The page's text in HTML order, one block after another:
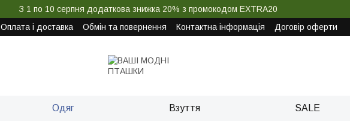
З 1 по 10 серпня додаткова знижка 20% з промокодом EXTRA20
Оплата і доставка Обмін та повернення Контактна інформація Договір оферти
Одяг Взуття SALE